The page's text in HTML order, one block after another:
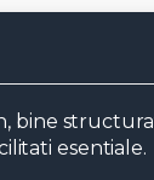
bine
esentiale.